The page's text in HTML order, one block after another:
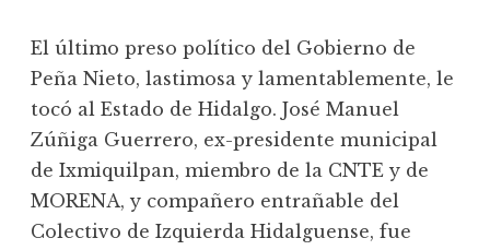
El último preso político del Gobierno de
Peña Nieto, lastimosa y lamentablemente, le
tocó al Estado de Hidalgo. José Manuel
Zúñiga Guerrero, ex-presidente municipal
de Ixmiquilpan, miembro de la CNTE y de
MORENA, y compañero entrañable del
Colectivo de Izquierda Hidalguense, fue